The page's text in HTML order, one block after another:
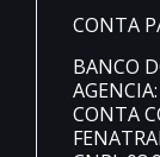
CONTA
BANCO
CONTA